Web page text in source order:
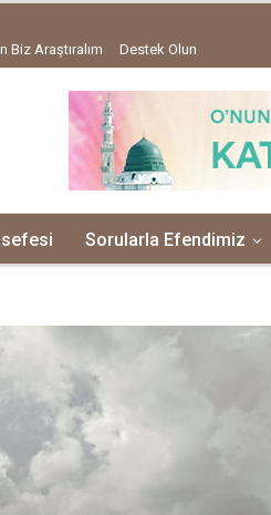
Biz Araştıralım Destek Olun
Sorularla Efendimiz